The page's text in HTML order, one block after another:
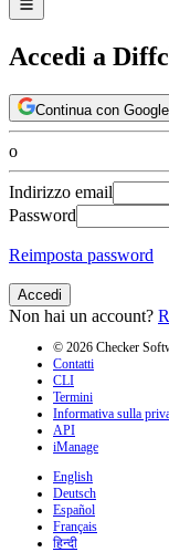
Accedi a
Continua con Google
o
Indirizzo email
Password
Reimposta password
Accedi
Non hai un account?
© 2026 Checker
Contatti
CLI
Termini
Informativa sulla
API
iManage
English
Deutsch
Español
Français
हिन्दी